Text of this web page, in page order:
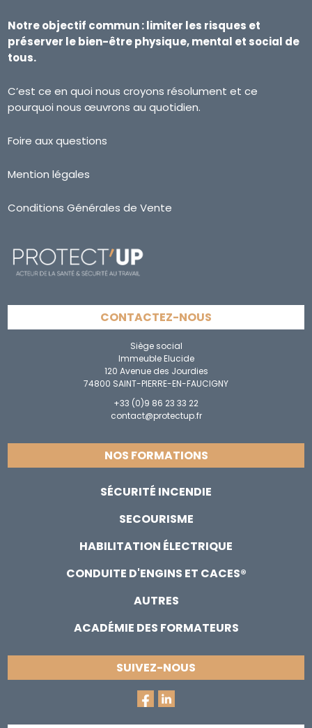
Notre objectif commun : limiter les risques et
préserver le bien-être physique, mental et social de
tous.
C’est ce en quoi nous croyons résolument et ce
pourquoi nous œuvrons au quotidien.
Foire aux questions
Mention légales
Conditions Générales de Vente
CONTACTEZ-NOUS
Siège social
Immeuble Elucide
120 Avenue des Jourdies
74800 SAINT-PIERRE-EN-FAUCIGNY
+33 (0)9 86 23 33 22
contact@protectup.fr
NOS FORMATIONS
SÉCURITÉ INCENDIE
SECOURISME
HABILITATION ÉLECTRIQUE
CONDUITE D'ENGINS ET CACES®
AUTRES
ACADÉMIE DES FORMATEURS
SUIVEZ-NOUS